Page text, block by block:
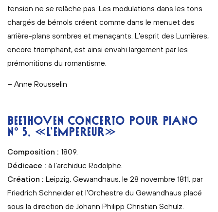
tension ne se relâche pas. Les modulations dans les tons
chargés de bémols créent comme dans le menuet des
arrière-plans sombres et menaçants. L’esprit des Lumières,
encore triomphant, est ainsi envahi largement par les
prémonitions du romantisme.
– Anne Rousselin
BEETHOVEN CONCERTO POUR PIANO
N° 5, «L’EMPEREUR»
Composition : 1809.
Dédicace : à l’archiduc Rodolphe.
Création : Leipzig, Gewandhaus, le 28 novembre 1811, par
Friedrich Schneider et l’Orchestre du Gewandhaus placé
sous la direction de Johann Philipp Christian Schulz.